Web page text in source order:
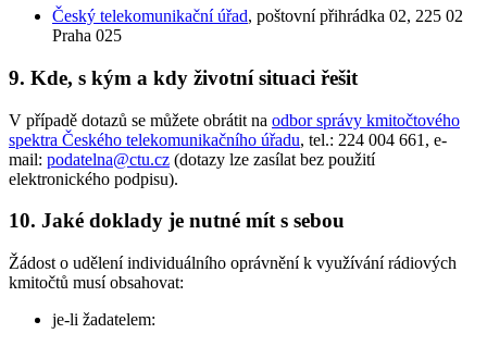
Český telekomunikační úřad, poštovní přihrádka 02, 225 02
Praha 025
9. Kde, s kým a kdy životní situaci řešit
V případě dotazů se můžete obrátit na odbor správy kmitočtového
spektra Českého telekomunikačního úřadu, tel.: 224 004 661, e-
mail: podatelna@ctu.cz (dotazy lze zasílat bez použití
elektronického podpisu).
10. Jaké doklady je nutné mít s sebou
Žádost o udělení individuálního oprávnění k využívání rádiových
kmitočtů musí obsahovat:
je-li žadatelem: